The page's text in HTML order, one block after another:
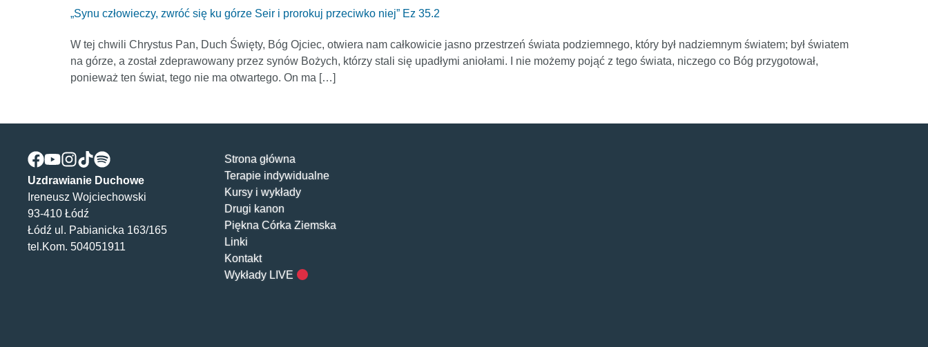
„Synu człowieczy, zwróć się ku górze Seir i prorokuj przeciwko niej” Ez 35.2
W tej chwili Chrystus Pan, Duch Święty, Bóg Ojciec, otwiera nam całkowicie jasno przestrzeń świata podziemnego, który był nadziemnym światem; był światem
na górze, a został zdeprawowany przez synów Bożych, którzy stali się upadłymi aniołami. I nie możemy pojąć z tego świata, niczego co Bóg przygotował,
ponieważ ten świat, tego nie ma otwartego. On ma […]
Uzdrawianie Duchowe
Ireneusz Wojciechowski
93-410 Łódź
Łódź ul. Pabianicka 163/165
tel.Kom. 504051911
Strona główna
Terapie indywidualne
Kursy i wykłady
Drugi kanon
Piękna Córka Ziemska
Linki
Kontakt
Wykłady LIVE